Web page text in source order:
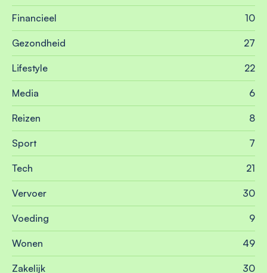
Financieel 10
Gezondheid 27
Lifestyle 22
Media 6
Reizen 8
Sport 7
Tech 21
Vervoer 30
Voeding 9
Wonen 49
Zakelijk 30